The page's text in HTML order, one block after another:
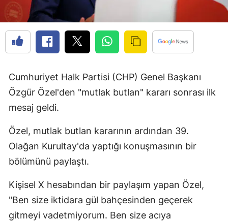
Cumhuriyet Halk Partisi (CHP) Genel Başkanı
Özgür Özel'den "mutlak butlan" kararı sonrası ilk
mesaj geldi.
Özel, mutlak butlan kararının ardından 39.
Olağan Kurultay'da yaptığı konuşmasının bir
bölümünü paylaştı.
Kişisel X hesabından bir paylaşım yapan Özel,
"Ben size iktidara gül bahçesinden geçerek
gitmeyi vadetmiyorum. Ben size acıya